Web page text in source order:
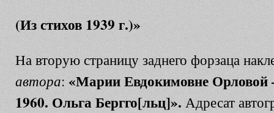
(Из стихов 1939 г.)»
На вторую страницу заднего форзаца
автора: «Марии Евдокимовне
1960. Ольга Бергго[льц]». Адресат